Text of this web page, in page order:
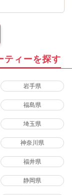
ティーを探す
岩手県
福島県
埼玉県
神奈川県
福井県
静岡県